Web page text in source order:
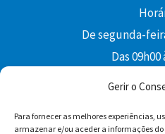
Gerir o
Para fornecer as melhores experiências,
armazenar e/ou aceder a informações
De segunda-
Das 09h00
Facebook YouTube